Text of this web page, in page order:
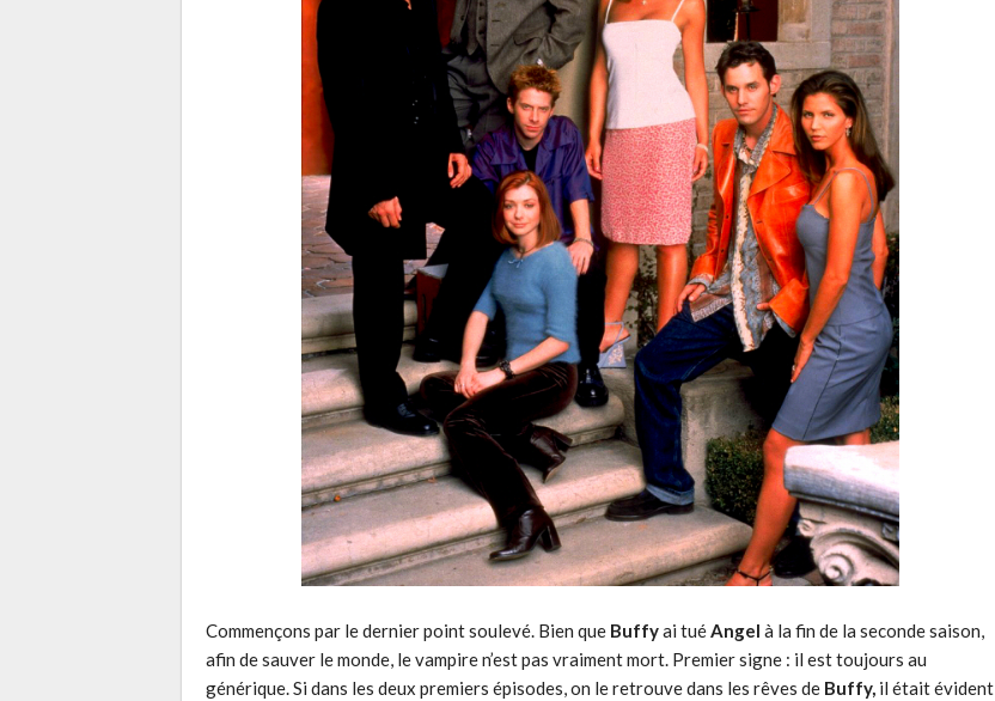
Commençons par le dernier point soulevé. Bien que Buffyai tuéAngel à la fin de la seconde saison,
afin de sauver le monde, le vampire n’est pas vraiment mort. Premier signe : il est toujours au
générique. Si dans les deux premiers épisodes, on le retrouve dans les rêves de Buffy, il était évident